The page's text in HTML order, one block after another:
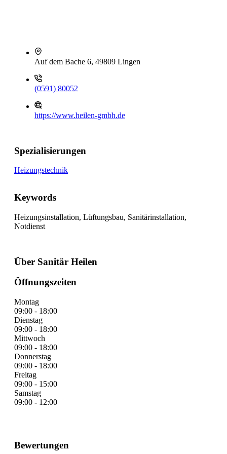
Auf dem Bache 6, 49809 Lingen
(0591) 80052
https://www.heilen-gmbh.de
Spezialisierungen
Heizungstechnik
Keywords
Heizungsinstallation, Lüftungsbau, Sanitärinstallation,
Notdienst
Über Sanitär Heilen
Öffnungszeiten
Montag
09:00 - 18:00
Dienstag
09:00 - 18:00
Mittwoch
09:00 - 18:00
Donnerstag
09:00 - 18:00
Freitag
09:00 - 15:00
Samstag
09:00 - 12:00
Bewertungen